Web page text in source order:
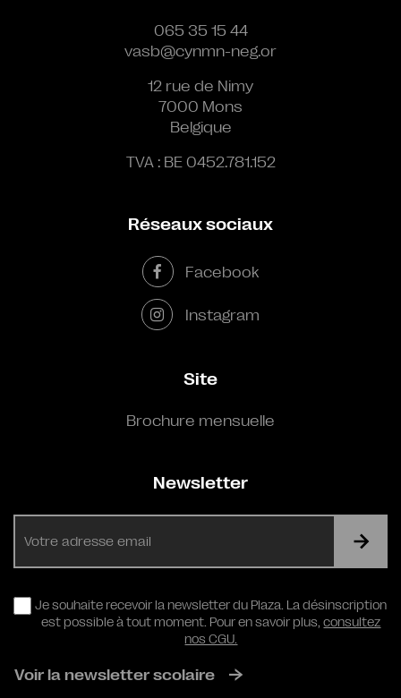
065 35 15 44
vasb@cynmn-neg.or
12 rue de Nimy
7000 Mons
Belgique
TVA : BE 0452.781.152
Réseaux sociaux
Facebook
Instagram
Site
Brochure mensuelle
Newsletter
RGPD
Je souhaite recevoir la newsletter du Plaza. La désinscription
est possible à tout moment. Pour en savoir plus,consultez
nos CGU.
Voir la newsletter scolaire